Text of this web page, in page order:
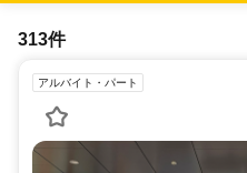
313件
アルバイト・パート